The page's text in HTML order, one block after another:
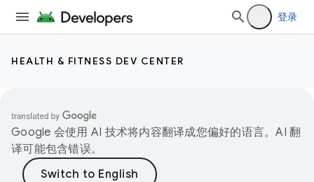
登录
HEALTH & FITNESS DEV CENTER
Google 会使用 AI 技术将内容翻译成您偏好的语言。AI 翻
译可能包含错误。